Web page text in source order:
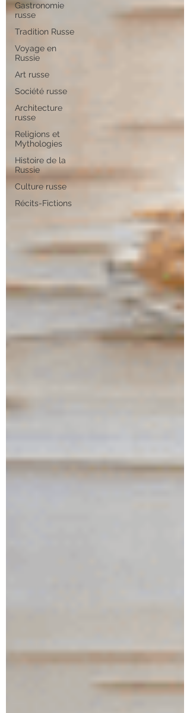
Gastronomie
russe
Tradition Russe
Voyage en
Russie
Art russe
Société russe
Architecture
russe
Religions et
Mythologies
Histoire de la
Russie
Culture russe
Récits-Fictions